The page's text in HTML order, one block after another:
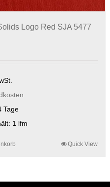
Logo Red SJA 5477
Tage
1 lfm
Quick View